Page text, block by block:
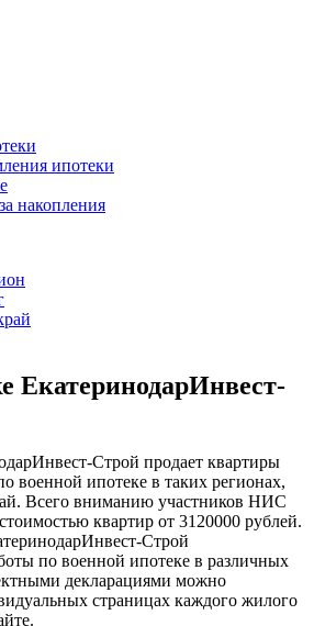
ипотеки
накопления
ЕкатеринодарИнвест-
Строй продает квартиры
военной ипотеке в таких регионах,
Всего вниманию участников НИС
квартир от 3120000 рублей.
Строй
по военной ипотеке в различных
декларациями можно
страницах каждого жилого